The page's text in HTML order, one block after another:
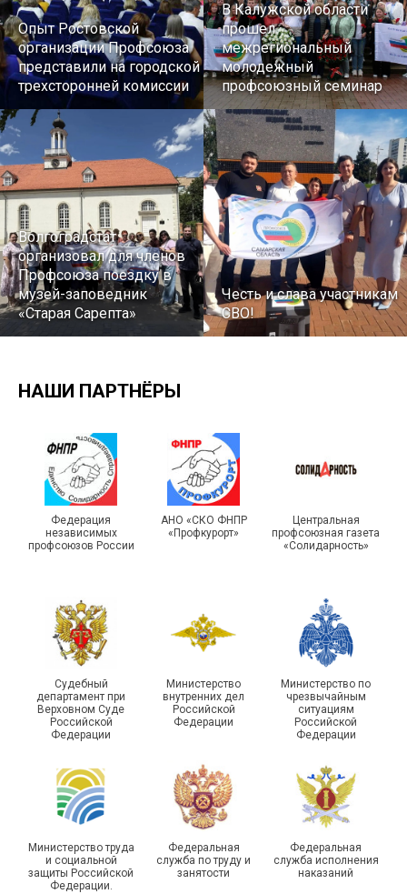
Опыт Ростовской
организации Профсоюза
представили на городской
трехсторонней комиссии
В Калужской области
прошел
межрегиональный
молодежный
профсоюзный семинар
Волгоградстат
организовал для членов
Профсоюза поездку в
музей-заповедник
«Старая Сарепта»
Честь и слава участникам
СВО!
IX Туристический слёт
Московской городской
организации Профсоюза
Турслет и Спартакиада –
праздники спорта и
туризма прошли в Омской
области
Чествование ветеранов
боевых действий
Самарской области
Подписано соглашение с
области
НАШИ ПАРТНЁРЫ
Федерация
независимых
профсоюзов России
АНО «СКО ФНПР
«Профкурорт»
Центральная
профсоюзная газета
«Солидарность»
Судебный
департамент при
Верховном Суде
Российской
Федерации
Министерство
внутренних дел
Российской
Федерации
Министерство по
чрезвычайным
ситуациям
Российской
Федерации
Министерство труда
и социальной
защиты Российской
Федерации.
Федеральная
служба по труду и
занятости
Федеральная
служба исполнения
наказаний